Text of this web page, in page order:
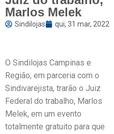
Marlos Melek
Sindilojas qui, 31 mar, 2022
O Sindilojas Campinas e
Região, em parceria com o
Sindivarejista, trarão o Juiz
Federal do trabalho, Marlos
Melek, em um evento
totalmente gratuito para que